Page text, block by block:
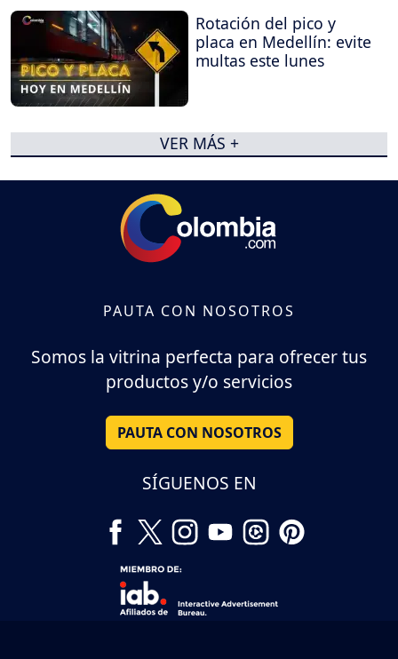
Rotación del pico y
placa en Medellín: evite
multas este lunes
VER MÁS +
PAUTA CON NOSOTROS
Somos la vitrina perfecta para ofrecer tus
productos y/o servicios
PAUTA CON NOSOTROS
SÍGUENOS EN